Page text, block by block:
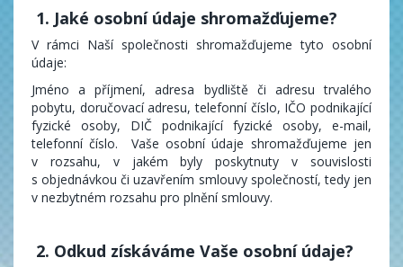
1. Jaké osobní údaje shromažďujeme?
V rámci Naší společnosti shromažďujeme tyto osobní
údaje:
Jméno a příjmení, adresa bydliště či adresu trvalého
pobytu, doručovací adresu, telefonní číslo, IČO podnikající
fyzické osoby, DIČ podnikající fyzické osoby, e-mail,
telefonní číslo. Vaše osobní údaje shromažďujeme jen
v rozsahu, v jakém byly poskytnuty v souvislosti
s objednávkou či uzavřením smlouvy společností, tedy jen
v nezbytném rozsahu pro plnění smlouvy.
2. Odkud získáváme Vaše osobní údaje?